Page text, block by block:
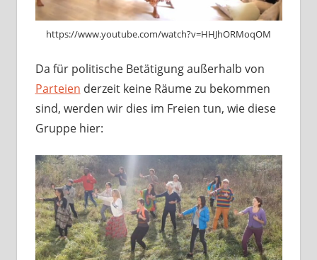
https://www.youtube.com/watch?v=HHJhORMoqOM
Da für politische Betätigung außerhalb von
Parteien derzeit keine Räume zu bekommen
sind, werden wir dies im Freien tun, wie diese
Gruppe hier: